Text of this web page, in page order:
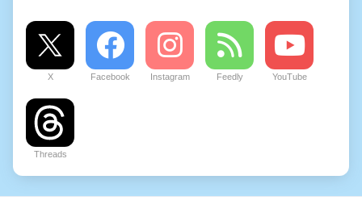
X Facebook Instagram Feedly YouTube
Threads